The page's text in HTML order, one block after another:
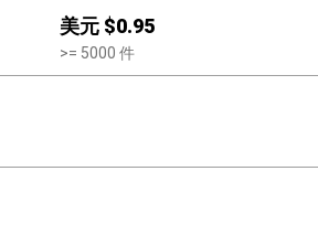
美元 $0.95
>= 5000 件